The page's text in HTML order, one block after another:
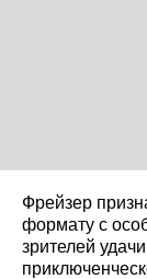
Фрейзер
формату с
зрителей